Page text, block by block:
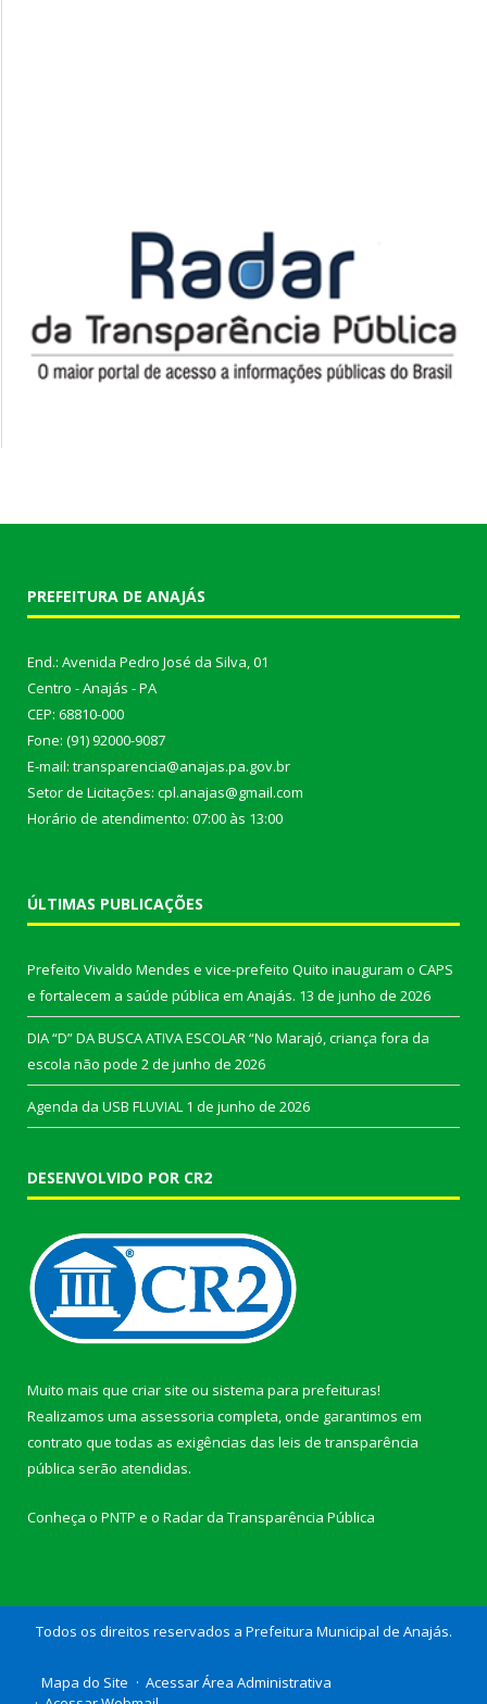
PREFEITURA DE ANAJÁS
End.: Avenida Pedro José da Silva, 01
Centro - Anajás - PA
CEP: 68810-000
Fone: (91) 92000-9087
E-mail: transparencia@anajas.pa.gov.br
Setor de Licitações: cpl.anajas@gmail.com
Horário de atendimento: 07:00 às 13:00
ÚLTIMAS PUBLICAÇÕES
Prefeito Vivaldo Mendes e vice-prefeito Quito inauguram o CAPS
e fortalecem a saúde pública em Anajás. 13 de junho de 2026
DIA “D” DA BUSCA ATIVA ESCOLAR “No Marajó, criança fora da
escola não pode 2 de junho de 2026
Agenda da USB FLUVIAL 1 de junho de 2026
DESENVOLVIDO POR CR2
Muito mais que criar site ou sistema para prefeituras!
Realizamos uma assessoria completa, onde garantimos em
contrato que todas as exigências das leis de transparência
pública serão atendidas.
Conheça o PNTP e o Radar da Transparência Pública
Todos os direitos reservados a Prefeitura Municipal de Anajás.
Mapa do Site
Acessar Área Administrativa